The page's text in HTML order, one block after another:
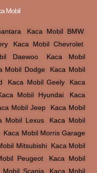
Mobil
Kaca Mobil BMW,
, Kaca Mobil Chevrolet
Daewoo
Kaca Mobil
Mobil Dodge
Kaca Mobil
Kaca Mobil Geely, Kaca
Mobil Hyundai, Kaca
Mobil Jeep
Kaca Mobil
Mobil Lexus
Kaca Mobil
Kaca Mobil Morris Garage
Mitsubishi, Kaca Mobil
Peugeot
Kaca Mobil
Mobil Scania Kaca Mobil